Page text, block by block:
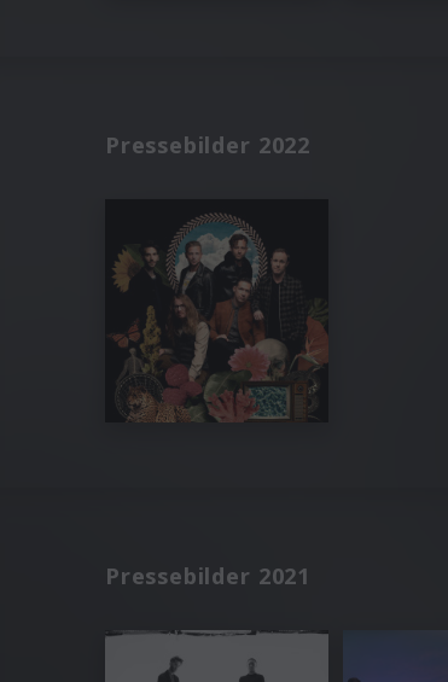
Pressebilder 2022
Pressebilder 2021